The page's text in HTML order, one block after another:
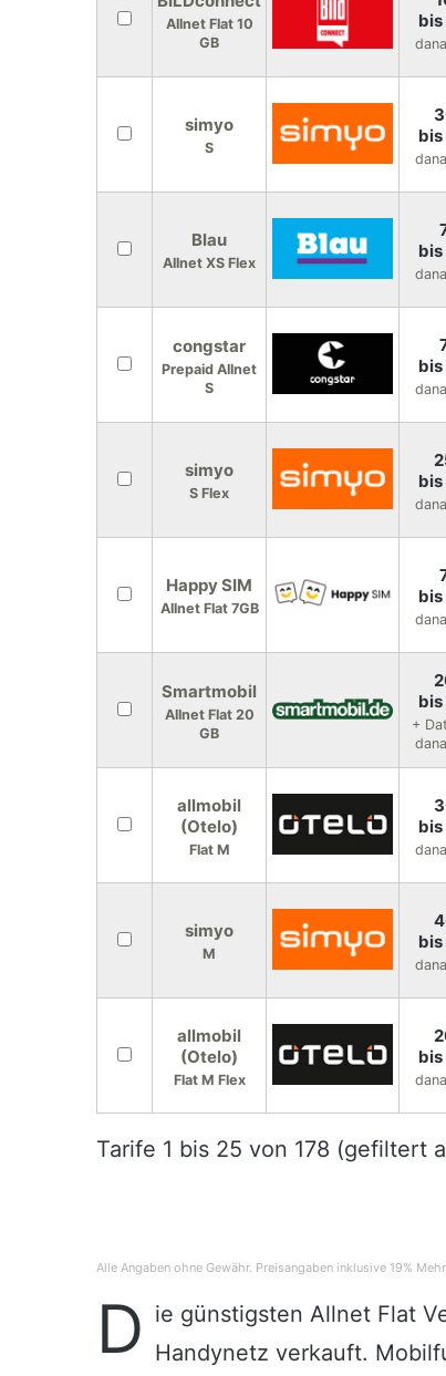
Allnet Flat 10
GB
simyo
S
Blau
Allnet XS Flex
congstar
Prepaid Allnet
S
simyo
S Flex
Happy SIM
Allnet Flat 7GB
Smartmobil
Allnet Flat 20
GB
+
allmobil
(Otelo)
Flat M
simyo
M
allmobil
(Otelo)
Flat M Flex
Tarife 1 bis 25 von 178 (gefiltert
Alle Angaben ohne Gewähr. Preisangaben inklusive 19%
D ie günstigsten Allnet Flat
Handynetz verkauft.